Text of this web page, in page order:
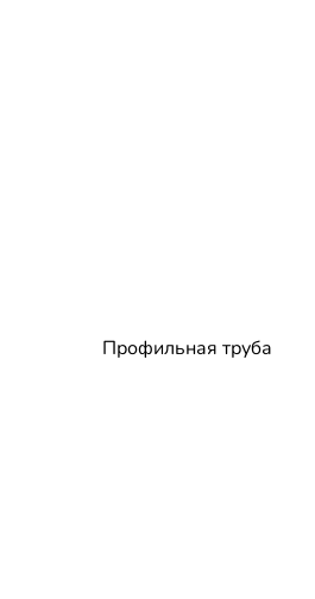
Профильная труба